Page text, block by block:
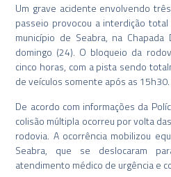
Um grave acidente envolvendo
passeio provocou a interdição
município de Seabra, na
domingo (24). O bloqueio da
cinco horas, com a pista sendo
de veículos somente após as 15h30.
De acordo com informações da
colisão múltipla ocorreu por volta
rodovia. A ocorrência mobilizou
Seabra, que se deslocaram
atendimento médico de urgência e